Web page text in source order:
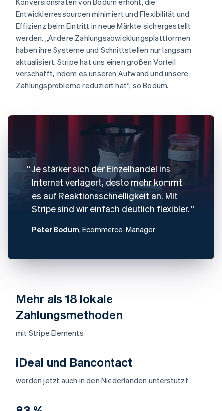
Mehr als 18 lokale
Zahlungsmethoden
mit Stripe Elements
iDeal und Bancontact
werden jetzt auch in den Niederlanden unterstützt
Entwicklerressourcen minimiert und Flexibilität und
Effizienz beim Eintritt in neue Märkte sichergestellt
werden. „Andere Zahlungsabwicklungsplattformen
haben ihre Systeme und Schnittstellen nur langsam
aktualisiert. Stripe hat uns einen großen Vorteil
verschafft, indem es unseren Aufwand und unsere
Zahlungsprobleme reduziert hat“, so Bodum.
Je stärker sich der Einzelhandel ins
Internet verlagert, desto mehr kommt
es auf Reaktionsschnelligkeit an. Mit
Stripe sind wir einfach deutlich flexibler.
Peter Bodum, Ecommerce-Manager